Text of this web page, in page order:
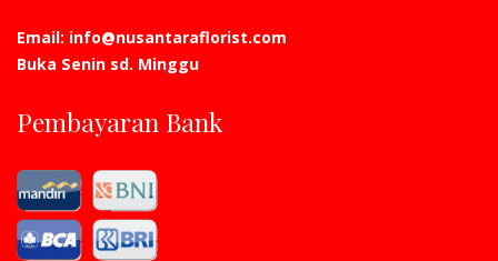
Email: info@nusantaraflorist.com
Buka Senin sd. Minggu
Pembayaran Bank